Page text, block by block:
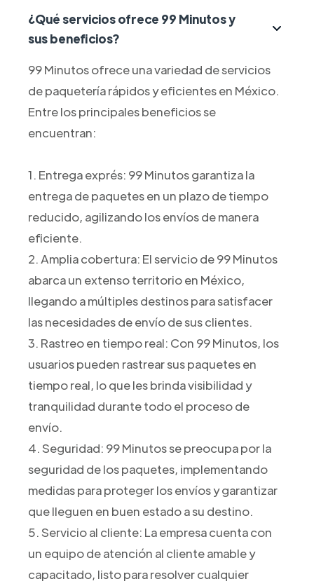
¿Qué servicios ofrece 99 Minutos y
sus beneficios?
99 Minutos ofrece una variedad de servicios
de paquetería rápidos y eficientes en México.
Entre los principales beneficios se
encuentran:
1. Entrega exprés: 99 Minutos garantiza la
entrega de paquetes en un plazo de tiempo
reducido, agilizando los envíos de manera
eficiente.
2. Amplia cobertura: El servicio de 99 Minutos
abarca un extenso territorio en México,
llegando a múltiples destinos para satisfacer
las necesidades de envío de sus clientes.
3. Rastreo en tiempo real: Con 99 Minutos, los
usuarios pueden rastrear sus paquetes en
tiempo real, lo que les brinda visibilidad y
tranquilidad durante todo el proceso de
envío.
4. Seguridad: 99 Minutos se preocupa por la
seguridad de los paquetes, implementando
medidas para proteger los envíos y garantizar
que lleguen en buen estado a su destino.
5. Servicio al cliente: La empresa cuenta con
un equipo de atención al cliente amable y
capacitado, listo para resolver cualquier